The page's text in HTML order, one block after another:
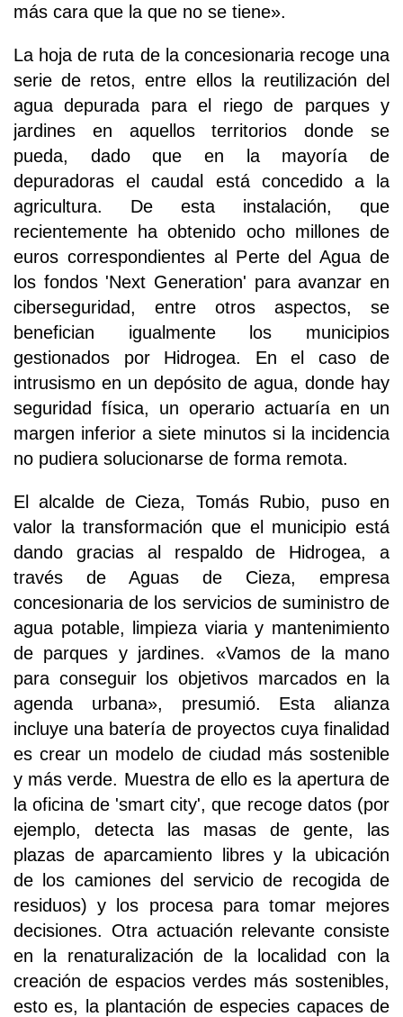
más cara que la que no se tiene».
La hoja de ruta de la concesionaria recoge una
serie de retos, entre ellos la reutilización del
agua depurada para el riego de parques y
jardines en aquellos territorios donde se
pueda, dado que en la mayoría de
depuradoras el caudal está concedido a la
agricultura. De esta instalación, que
recientemente ha obtenido ocho millones de
euros correspondientes al Perte del Agua de
los fondos 'Next Generation' para avanzar en
ciberseguridad, entre otros aspectos, se
benefician igualmente los municipios
gestionados por Hidrogea. En el caso de
intrusismo en un depósito de agua, donde hay
seguridad física, un operario actuaría en un
margen inferior a siete minutos si la incidencia
no pudiera solucionarse de forma remota.
El alcalde de Cieza, Tomás Rubio, puso en
valor la transformación que el municipio está
dando gracias al respaldo de Hidrogea, a
través de Aguas de Cieza, empresa
concesionaria de los servicios de suministro de
agua potable, limpieza viaria y mantenimiento
de parques y jardines. «Vamos de la mano
para conseguir los objetivos marcados en la
agenda urbana», presumió. Esta alianza
incluye una batería de proyectos cuya finalidad
es crear un modelo de ciudad más sostenible
y más verde. Muestra de ello es la apertura de
la oficina de 'smart city', que recoge datos (por
ejemplo, detecta las masas de gente, las
plazas de aparcamiento libres y la ubicación
de los camiones del servicio de recogida de
residuos) y los procesa para tomar mejores
decisiones. Otra actuación relevante consiste
en la renaturalización de la localidad con la
creación de espacios verdes más sostenibles,
esto es, la plantación de especies capaces de